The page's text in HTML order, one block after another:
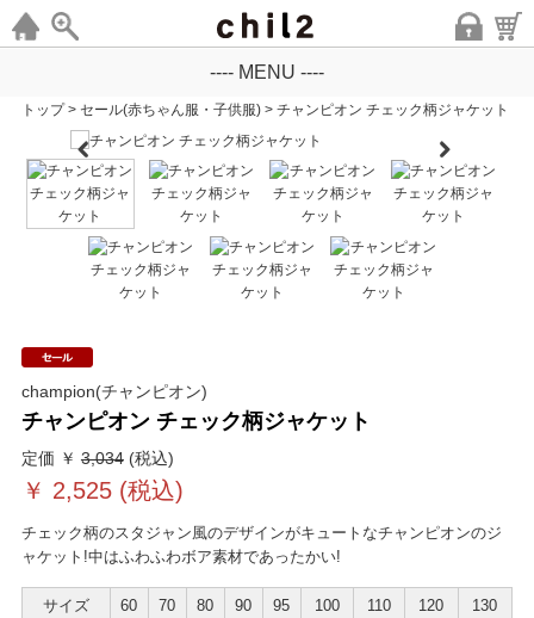
---- MENU ----
トップ > セール(赤ちゃん服・子供服) > チャンピオン チェック柄ジャケット
champion(チャンピオン)
チャンピオン チェック柄ジャケット
定価 ￥ 3,034(税込)
￥ 2,525(税込)
チェック柄のスタジャン風のデザインがキュートなチャンピオンのジ
ャケット!中はふわふわボア素材であったかい!
サイズ 60 70 80 90 95 100 110 120 130